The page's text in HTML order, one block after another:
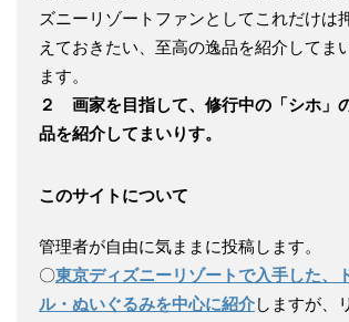
ズニーリゾートファンとしてこれだけは
えておきたい、至高の逸品を紹介してま
ます。
２ 画家を目指して、修行中の「シホ」
品を紹介してまいりす。
このサイトについて
管理者が自由に気ままに投稿します。
〇東京ディズニーリゾートで入手した、
ル・ぬいぐるみを中心に紹介しますが、